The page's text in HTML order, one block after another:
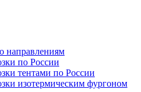
направлениям
по России
тентами по России
изотермическим фургоном